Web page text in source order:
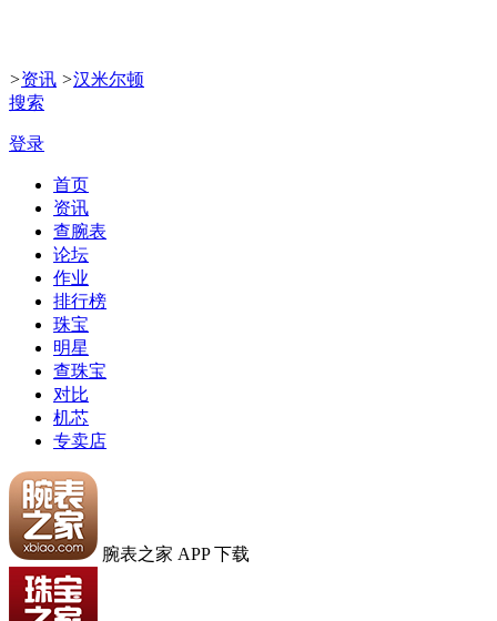
>资讯 >汉米尔顿
搜索
登录
首页
资讯
查腕表
论坛
作业
排行榜
珠宝
明星
查珠宝
对比
机芯
专卖店
腕表之家 APP 下载